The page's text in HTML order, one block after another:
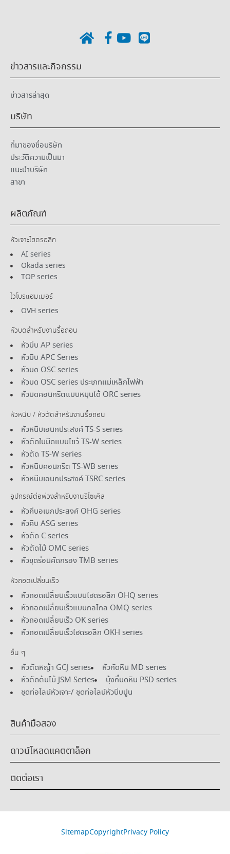
ข่าวสารและกิจกรรม
ข่าวสารล่าสุด
บริษัท
ที่มาของชื่อบริษัท
ประวัติความเป็นมา
แนะนําบริษัท
สาขา
ผลิตภัณฑ์
หัวเจาะไฮดรอลิก
AI series
Okada series
TOP series
ไวโบรแฮมเมอร์
OVH series
หัวบดสําหรับงานรื้อถอน
หัวบีบ AP series
หัวบีบ APC Series
หัวบด OSC series
หัวบด OSC series ประเภทแม่เหล็กไฟฟ้า
หัวบดคอนกรีตแบบหมุนได้ ORC series
หัวหนีบ / หัวตัดสําหรับงานรื้อถอน
หัวหนีบเอนกประสงค์ TS-S series
หัวตัดใบมีดแบบไขว้ TS-W series
หัวตัด TS-W series
หัวหนีบคอนกรีต TS-WB series
หัวหนีบเอนกประสงค์ TSRC series
อุปกรณ์ต่อพ่วงสําหรับงานรีไซเคิล
หัวคีบอเนกประสงค์ OHG series
หัวคีบ ASG series
หัวตัด C series
หัวตัดไม้ OMC series
หัวขุดร่อนคัดกรอง TMB series
หัวถอดเปลี่ยนเร็ว
หัวถอดเปลี่ยนเร็วแบบไฮดรอลิก OHQ series
หัวถอดเปลี่ยนเร็วแบบกลไกล OMQ series
หัวถอดเปลี่ยนเร็ว OK series
หัวถอดเปลี่ยนเร็วไฮดรอลิก OKH series
อื่น ๆ
หัวตัดหญ้า GCJ series
หัวกัดหิน MD series
หัวตัดต้นไม้ JSM Series
บุ้งกี๋บดหิน PSD series
ชุดท่อไลน์หัวเจาะ/ ชุดท่อไลน์หัวบีบปูน
สินค้ามือสอง
ดาวน์โหลดแคตตาล็อก
ติดต่อเรา
SitemapCopyrightPrivacy Policy